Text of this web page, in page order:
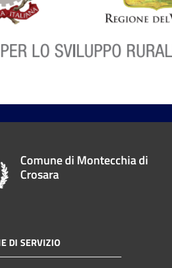
Comune di Montecchia di
Crosara
DI SERVIZIO